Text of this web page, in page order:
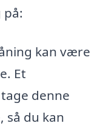
kan være
Et
denne
så du kan